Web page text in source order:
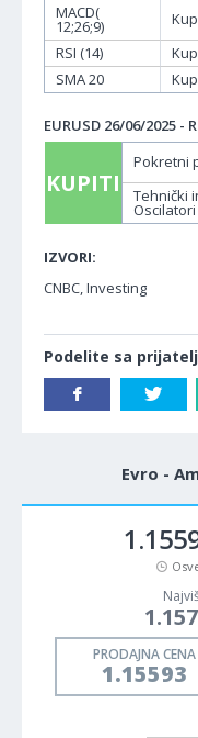
MACD(
12;26;9)
RSI (14)
SMA 20
EURUSD 26/06/2025 -
KUPITI
Pokretni
Tehnički
Oscilatori
IZVORI:
CNBC, Investing
Podelite sa
Evro -
PRODAJNA CENA
1.15593